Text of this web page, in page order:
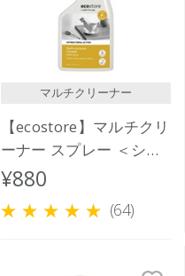
マルチクリーナー
【ecostore】マルチクリ
ーナー スプレー ＜シト
ラス＞ 500mL
¥880
(64)